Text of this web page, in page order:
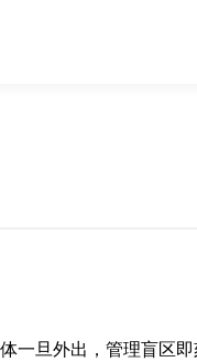
一旦外出，管理盲区